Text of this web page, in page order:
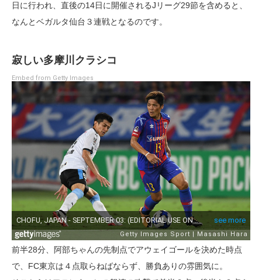
日に行われ、直後の14日に開催されるJリーグ29節を含めると、
なんとベガルタ仙台３連戦となるのです。
寂しい多摩川クラシコ
Embed from Getty Images
前半28分、阿部ちゃんの先制点でアウェイゴールを決めた時点
で、FC東京は４点取らねばならず、勝負ありの雰囲気に。